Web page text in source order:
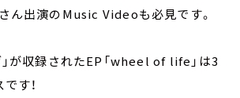
ん出演のMusic Videoも必見です。
」が収録されたEP「wheel of life」は3
す！